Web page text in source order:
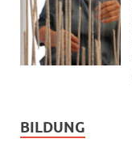
BILDUNG